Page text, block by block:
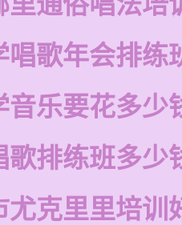
唱歌年会排练
音乐要花多少
歌排练班多少
尤克里里培训